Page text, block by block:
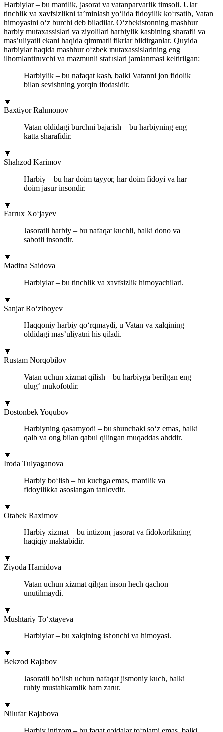
Harbiylar – bu mardlik, jasorat va vatanparvarlik timsoli. Ular
tinchlik va xavfsizlikni ta’minlash yo‘lida fidoyilik ko‘rsatib, Vatan
himoyasini o‘z burchi deb biladilar. O‘zbekistonning mashhur
harbiy mutaxassislari va ziyolilari harbiylik kasbining sharafli va
mas’uliyatli ekani haqida qimmatli fikrlar bildirganlar. Quyida
harbiylar haqida mashhur o‘zbek mutaxassislarining eng
ilhomlantiruvchi va mazmunli statuslari jamlanmasi keltirilgan:
Harbiylik – bu nafaqat kasb, balki Vatanni jon fidolik
bilan sevishning yorqin ifodasidir.
🔽
Baxtiyor Rahmonov
Vatan oldidagi burchni bajarish – bu harbiyning eng
katta sharafidir.
🔽
Shahzod Karimov
Harbiy – bu har doim tayyor, har doim fidoyi va har
doim jasur insondir.
🔽
Farrux Xo‘jayev
Jasoratli harbiy – bu nafaqat kuchli, balki dono va
sabotli insondir.
🔽
Madina Saidova
Harbiylar – bu tinchlik va xavfsizlik himoyachilari.
🔽
Sanjar Ro‘ziboyev
Haqqoniy harbiy qo‘rqmaydi, u Vatan va xalqining
oldidagi mas’uliyatni his qiladi.
🔽
Rustam Norqobilov
Vatan uchun xizmat qilish – bu harbiyga berilgan eng
ulug‘ mukofotdir.
🔽
Dostonbek Yoqubov
Harbiyning qasamyodi – bu shunchaki so‘z emas, balki
qalb va ong bilan qabul qilingan muqaddas ahddir.
🔽
Iroda Tulyaganova
Harbiy bo‘lish – bu kuchga emas, mardlik va
fidoyilikka asoslangan tanlovdir.
🔽
Otabek Raximov
Harbiy xizmat – bu intizom, jasorat va fidokorlikning
haqiqiy maktabidir.
🔽
Ziyoda Hamidova
Vatan uchun xizmat qilgan inson hech qachon
unutilmaydi.
🔽
Mushtariy To‘xtayeva
Harbiylar – bu xalqining ishonchi va himoyasi.
🔽
Bekzod Rajabov
Jasoratli bo‘lish uchun nafaqat jismoniy kuch, balki
ruhiy mustahkamlik ham zarur.
🔽
Nilufar Rajabova